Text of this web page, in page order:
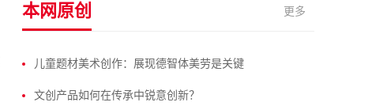
本网原创 更多
儿童题材美术创作：展现德智体美劳是关键
文创产品如何在传承中锐意创新？